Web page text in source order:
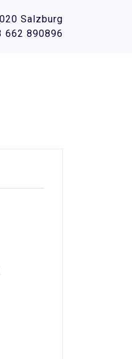
Salzburg
662 890896